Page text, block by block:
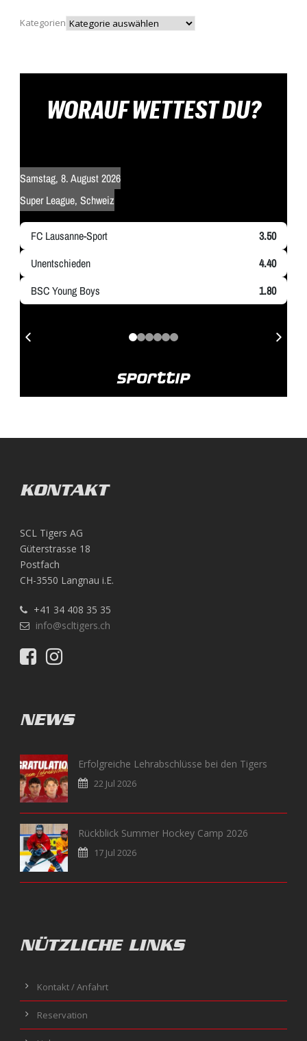
Kategorien
KONTAKT
SCL Tigers AG
Güterstrasse 18
Postfach
CH-3550 Langnau i.E.
+41 34 408 35 35
info@scltigers.ch
NEWS
Erfolgreiche Lehrabschlüsse bei den Tigers
22 Jul 2026
Rückblick Summer Hockey Camp 2026
17 Jul 2026
NÜTZLICHE LINKS
Kontakt / Anfahrt
Reservation